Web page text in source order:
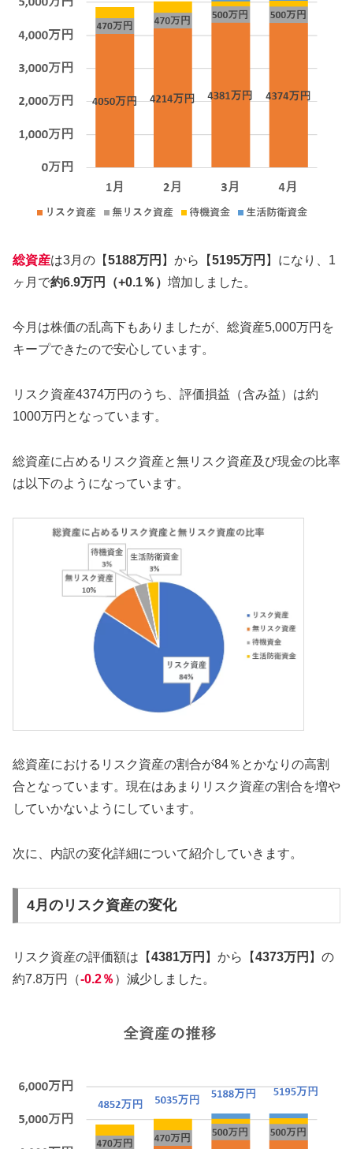
総資産は3月の【5188万円 】から【5195万円 】になり、1
ヶ月で約6.9万円（+0.1％） 増加しました。
今月は株価の乱高下もありましたが、総資産5,000万円を
キープできたので安心しています。
リスク資産4374万円のうち、評価損益（含み益）は約
1000万円となっています。
総資産に占めるリスク資産と無リスク資産及び現金の比率
は以下のようになっています。
総資産におけるリスク資産の割合が84％とかなりの高割
合となっています。現在はあまりリスク資産の割合を増や
していかないようにしています。
次に、内訳の変化詳細について紹介していきます。
4月のリスク資産の変化
リスク資産の評価額は【4381万円 】から【4373万円 】の
約7.8万円（-0.2％ ）減少しました。